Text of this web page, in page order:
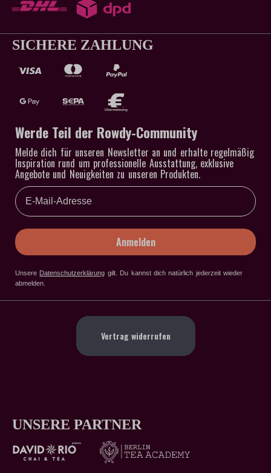
SICHERE ZAHLUNG
Werde Teil der Rowdy-Community
Melde dich für unseren Newsletter an und erhalte regelmäßig
Inspiration rund um professionelle Ausstattung, exklusive
Angebote und Neuigkeiten zu unseren Produkten.
Email
Anmelden
Unsere Datenschutzerklärung gilt. Du kannst dich natürlich jederzeit wieder
abmelden.
Vertrag widerrufen
UNSERE PARTNER